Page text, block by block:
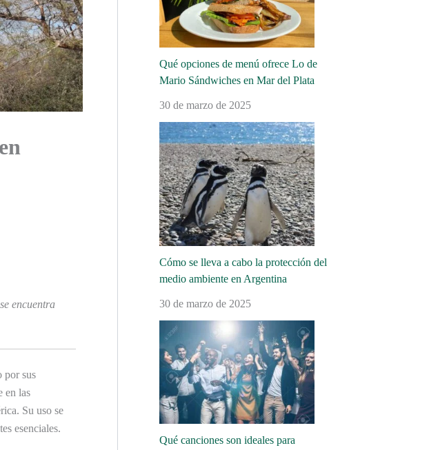
encuentra
por sus
en las
Su uso se
esenciales.
Qué opciones de menú ofrece Lo de
Mario Sándwiches en Mar del Plata
30 de marzo de 2025
Cómo se lleva a cabo la protección del
medio ambiente en Argentina
30 de marzo de 2025
Qué canciones son ideales para